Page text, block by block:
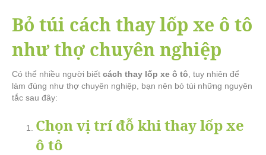
Bỏ túi cách thay lốp xe ô tô
như thợ chuyên nghiệp
Có thể nhiều người biết cách thay lốp xe ô tô , tuy nhiên để
làm đúng như thợ chuyên nghiệp, bạn nên bỏ túi những nguyên
tắc sau đây:
Chọn vị trí đỗ khi thay lốp xe
ô tô